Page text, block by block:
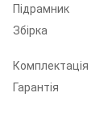
Підрамник
Збірка
Комплектація
Гарантія